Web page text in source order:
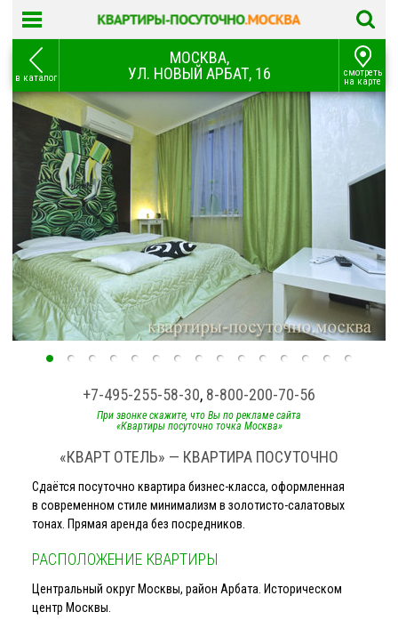
МОСКВА,
УЛ. НОВЫЙ АРБАТ, 16
в каталог смотреть
на карте
+7-495-255-58-30, 8-800-200-70-56
При звонке скажите, что Вы по рекламе сайта
«Квартиры посуточно точка Москва»
«КВАРТ ОТЕЛЬ» — КВАРТИРА ПОСУТОЧНО
Сдаётся посуточно квартира бизнес-класса, оформленная
в современном стиле минимализм в золотисто-салатовых
тонах. Прямая аренда без посредников.
РАСПОЛОЖЕНИЕ КВАРТИРЫ
Центральный округ Москвы, район Арбата. Историческом
центр Москвы.